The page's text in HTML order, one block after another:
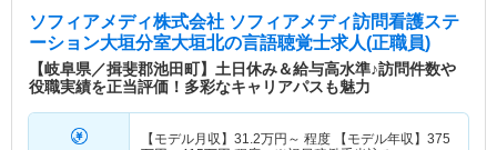
ソフィアメディ株式会社 ソフィアメディ訪問看護ステ
ーション大垣分室大垣北の言語聴覚士求人(正職員)
【岐阜県／揖斐郡池田町】土日休み＆給与高水準♪訪問件数や
役職実績を正当評価！多彩なキャリアパスも魅力
【モデル月収】 31.2万円～ 程度 【モデル年収】 375